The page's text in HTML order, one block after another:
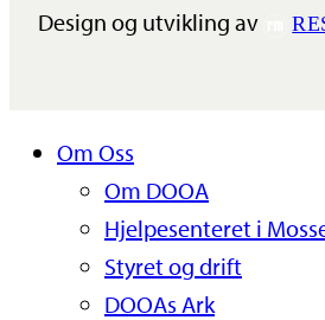
Design og utvikling av
CloseOm Oss
Om DOOA
Hjelpesenteret i
Styret og drift
DOOAs Ark